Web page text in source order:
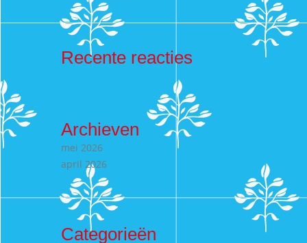
Recente reacties
Archieven
mei 2026
april 2026
Categorieën